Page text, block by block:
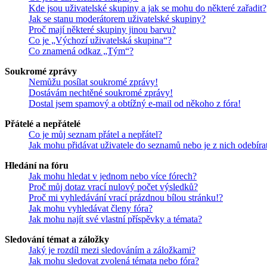
Kde jsou uživatelské skupiny a jak se mohu do některé zařadit?
Jak se stanu moderátorem uživatelské skupiny?
Proč mají některé skupiny jinou barvu?
Co je „Výchozí uživatelská skupina“?
Co znamená odkaz „Tým“?
Soukromé zprávy
Nemůžu posílat soukromé zprávy!
Dostávám nechtěné soukromé zprávy!
Dostal jsem spamový a obtížný e-mail od někoho z fóra!
Přátelé a nepřátelé
Co je můj seznam přátel a nepřátel?
Jak mohu přidávat uživatele do seznamů nebo je z nich
Hledání na fóru
Jak mohu hledat v jednom nebo více fórech?
Proč můj dotaz vrací nulový počet výsledků?
Proč mi vyhledávání vrací prázdnou bílou stránku!?
Jak mohu vyhledávat členy fóra?
Jak mohu najít své vlastní příspěvky a témata?
Sledování témat a záložky
Jaký je rozdíl mezi sledováním a záložkami?
Jak mohu sledovat zvolená témata nebo fóra?